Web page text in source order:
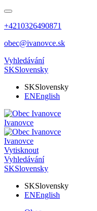
+4210326490871
obec@ivanovce.sk
Vyhledávání
SKSlovensky
SKSlovensky
ENEnglish
Ivanovce
Ivanovce
Vytisknout
Vyhledávání
SKSlovensky
SKSlovensky
ENEnglish